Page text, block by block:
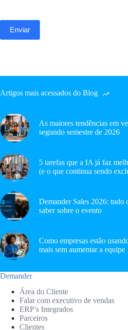
Artigos mais acessados do Blog
As maiores tendências em
segundo semestre de 2026
5 tarefas que a IA já faz
(e o que continua sendo
Demander Sales 2026: tudo
saber sobre o evento
Como empresas estão
mais sem aumentar a equipe
Demander
Área do Cliente
Falar com executivo de vendas
ERP’s Integrados
Parceiros
Clientes